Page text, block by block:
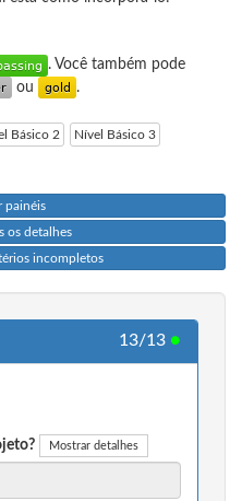
. Você também pode
ou .
Básico 2 Nível Básico 3
painéis
os detalhes
incompletos
13/13 ●
Mostrar detalhes